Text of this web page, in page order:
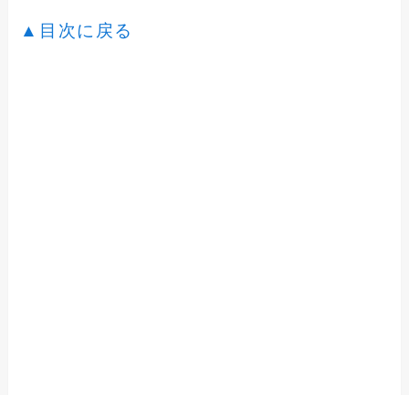
▲目次に戻る